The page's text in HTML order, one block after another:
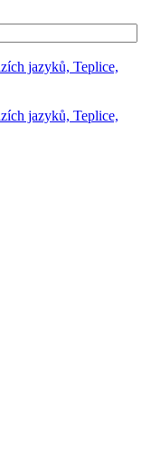
jazyků, Teplice,
jazyků, Teplice,